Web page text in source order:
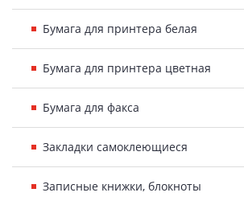
Бумага для принтера белая
Бумага для принтера цветная
Бумага для факса
Закладки самоклеющиеся
Записные книжки, блокноты